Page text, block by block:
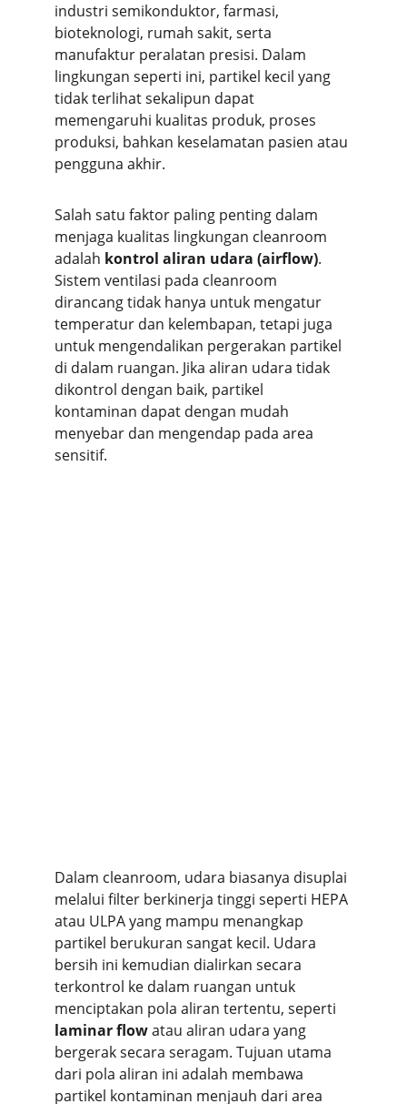
industri semikonduktor, farmasi,
bioteknologi, rumah sakit, serta
manufaktur peralatan presisi. Dalam
lingkungan seperti ini, partikel kecil yang
tidak terlihat sekalipun dapat
memengaruhi kualitas produk, proses
produksi, bahkan keselamatan pasien atau
pengguna akhir.
Salah satu faktor paling penting dalam
menjaga kualitas lingkungan cleanroom
adalah kontrol aliran udara (airflow).
Sistem ventilasi pada cleanroom
dirancang tidak hanya untuk mengatur
temperatur dan kelembapan, tetapi juga
untuk mengendalikan pergerakan partikel
di dalam ruangan. Jika aliran udara tidak
dikontrol dengan baik, partikel
kontaminan dapat dengan mudah
menyebar dan mengendap pada area
sensitif.
Dalam cleanroom, udara biasanya disuplai
melalui filter berkinerja tinggi seperti HEPA
atau ULPA yang mampu menangkap
partikel berukuran sangat kecil. Udara
bersih ini kemudian dialirkan secara
terkontrol ke dalam ruangan untuk
menciptakan pola aliran tertentu, seperti
laminar flow atau aliran udara yang
bergerak secara seragam. Tujuan utama
dari pola aliran ini adalah membawa
partikel kontaminan menjauh dari area